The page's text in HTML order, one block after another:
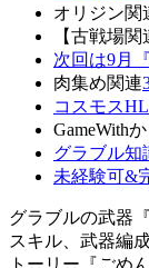
オリジン関
【古戦場
次回は9月
肉集め関連
コスモスHL
GameWith
グラブル知
未経験可&
グラブルの武器
スキル、武器編
トーリー『ごめ